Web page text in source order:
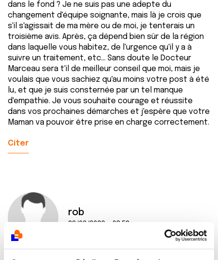
dans le fond ? Je ne suis pas une adepte du
changement d'équipe soignante, mais là je crois que
s'il s'agissait de ma mère ou de moi, je tenterais un
troisième avis. Après, ça dépend bien sûr de la région
dans laquelle vous habitez, de l'urgence qu'il y a à
suivre un traitement, etc... Sans doute le Docteur
Marceau sera t'il de meilleur conseil que moi, mais je
voulais que vous sachiez qu'au moins votre post à été
lu, et que je suis consternée par un tel manque
d'empathie. Je vous souhaite courage et réussite
dans vos prochaines démarches et j'espère que votre
Maman va pouvoir être prise en charge correctement.
Citer
rob
23/03/2022 - 08:52